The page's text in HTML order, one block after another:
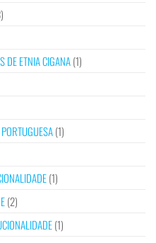
DE ETNIA CIGANA(1)
(1)
(1)
(2)
(1)